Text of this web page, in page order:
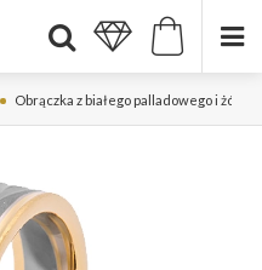
Obrączka z białego palladowego i